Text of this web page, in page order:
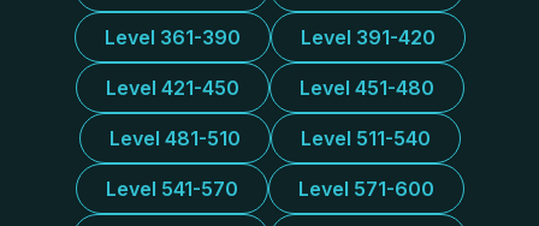
Level 361-390 Level 391-420
Level 421-450 Level 451-480
Level 481-510 Level 511-540
Level 541-570 Level 571-600